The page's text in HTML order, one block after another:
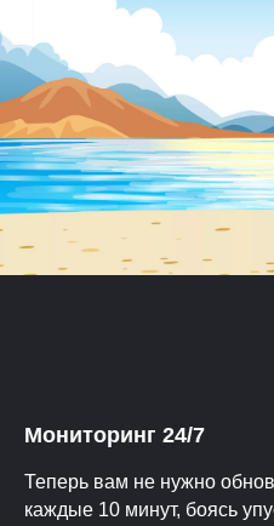
Мониторинг 24/7
Теперь вам не нужно
каждые 10 минут, боясь